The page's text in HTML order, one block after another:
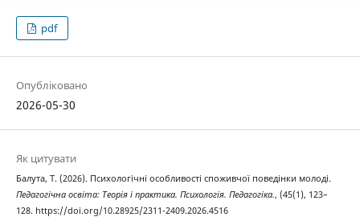
pdf
Опубліковано
2026-05-30
Як цитувати
Балута, Т. (2026). Психологічні особливості споживчої поведінки молоді.
Педагогічна освіта: Теорія і практика. Психологія. Педагогіка., (45(1), 123–
128. https://doi.org/10.28925/2311-2409.2026.4516